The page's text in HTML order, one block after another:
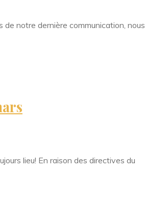
de notre dernière communication, nous
lieu! En raison des directives du